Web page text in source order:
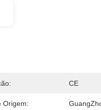
CE
Origem: